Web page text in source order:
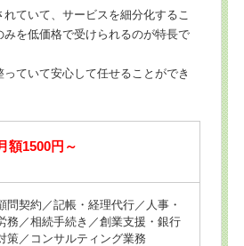
ていて、サービスを細分化するこ
みを低価格で受けられるのが特長で
ていて安心して任せることができ
額1500円～
問契約／記帳・経理代行／人事・
務／相続手続き／創業支援・銀行
策／コンサルティング業務